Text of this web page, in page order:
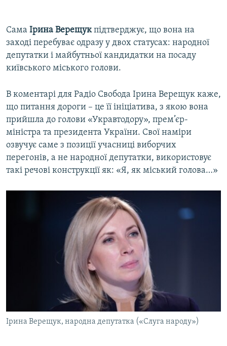
720p 1080p
720p
1080p
Сама Ірина Верещукпідтверджує, що вона на
заході перебуває одразу у двох статусах: народної
депутатки і майбутньої кандидатки на посаду
київського міського голови.
В коментарі для Радіо Свобода Ірина Верещук каже,
що питання дороги – це її ініціатива, з якою вона
прийшла до голови «Укравтодору», прем’єр-
міністра та президента України. Свої наміри
озвучує саме з позиції учасниці виборчих
перегонів, а не народної депутатки, використовує
такі речові конструкції як: «Я, як міський голова…»
Ірина Верещук, народна депутатка («Слуга народу»)